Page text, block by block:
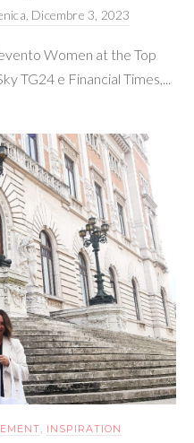
Dicembre 3, 2023
Women at the Top
TG24 e Financial Times,...
, INSPIRATION